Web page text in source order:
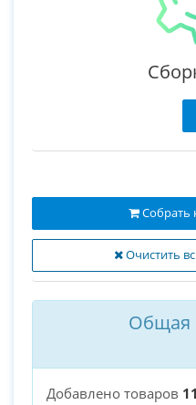
Очистить
Собрать
Общая
Добавлено товаров